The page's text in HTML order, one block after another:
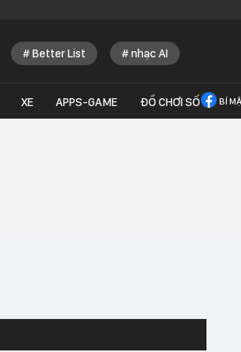
Better List nhạc AI
XE APPS-GAME ĐỒ CHƠI SỐ BÍ